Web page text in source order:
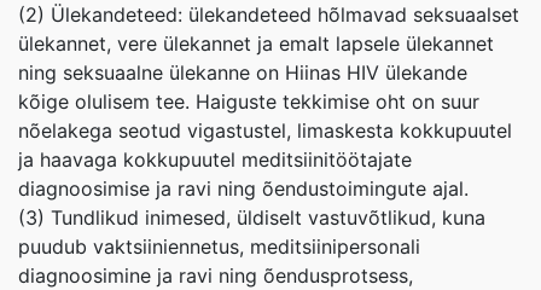
(2) Ülekandeteed: ülekandeteed hõlmavad seksuaalset
ülekannet, vere ülekannet ja emalt lapsele ülekannet
ning seksuaalne ülekanne on Hiinas HIV ülekande
kõige olulisem tee. Haiguste tekkimise oht on suur
nõelakega seotud vigastustel, limaskesta kokkupuutel
ja haavaga kokkupuutel meditsiinitöötajate
diagnoosimise ja ravi ning õendustoimingute ajal.
(3) Tundlikud inimesed, üldiselt vastuvõtlikud, kuna
puudub vaktsiiniennetus, meditsiinipersonali
diagnoosimine ja ravi ning õendusprotsess,